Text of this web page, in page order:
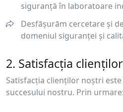
siguranță în laboratoare
Desfășurăm cercetare și
domeniul siguranței și
2. Satisfacția clienților
Satisfacția clienților noștri
succesului nostru. Prin urmare: